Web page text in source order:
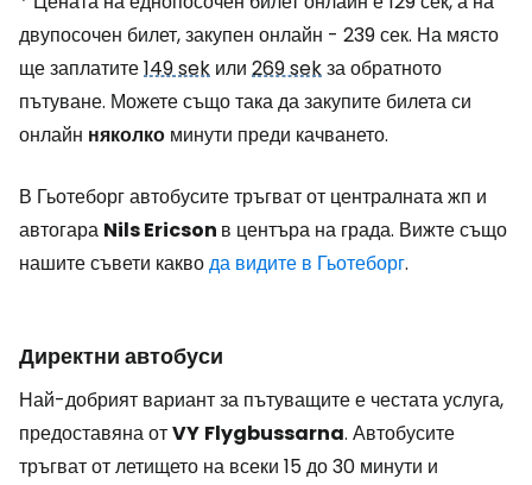
двупосочен билет, закупен онлайн - 239 сек. На място
ще заплатите149 sek или 269 sekза обратното
пътуване. Можете също така да закупите билета си
онлайн няколко минути преди качването.
В Гьотеборг автобусите тръгват от централната жп и
автогара Nils Ericson в центъра на града. Вижте също
нашите съвети каквода видите в Гьотеборг.
Директни автобуси
Най-добрият вариант за пътуващите е честата услуга,
предоставяна отVY Flygbussarna. Автобусите
тръгват от летището на всеки 15 до 30 минути и